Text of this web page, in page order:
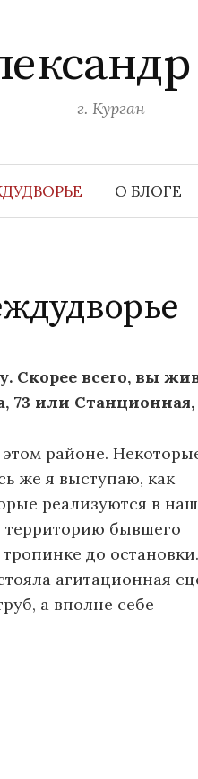
г. Курган
О БЛОГЕ
Скорее всего, вы
73 или Станционная,
районе.
же я выступаю, как
реализуются в
территорию бывшего
до остановки.
агитационная
а вполне себе